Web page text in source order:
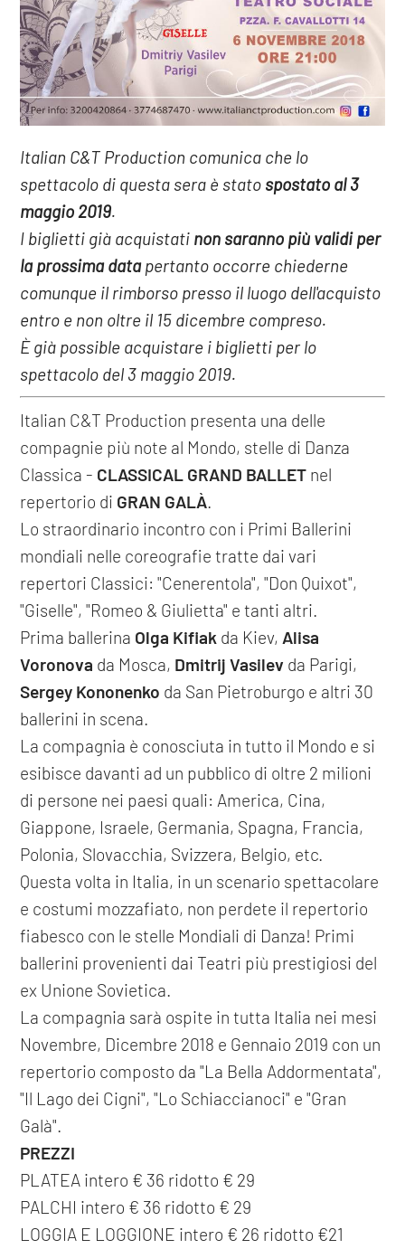
Italian C&T Production comunica che lo
spettacolo di questa sera è stato spostato al 3
maggio 2019.
I biglietti già acquistati non saranno più validi per
la prossima datapertanto occorre chiederne
comunque il rimborso presso il luogo dell'acquisto
entro e non oltre il 15 dicembre compreso.
È già possible acquistare i biglietti per lo
spettacolo del 3 maggio 2019.
Italian C&T Production presenta una delle
compagnie più note al Mondo, stelle di Danza
Classica - CLASSICAL GRAND BALLET nel
repertorio di GRAN GALÀ.
Lo straordinario incontro con i Primi Ballerini
mondiali nelle coreografie tratte dai vari
repertori Classici: "Cenerentola", "Don Quixot",
"Giselle", "Romeo & Giulietta" e tanti altri.
Prima ballerina Olga Kifiak da Kiev, Alisa
Voronova da Mosca, Dmitrij Vasilev da Parigi,
Sergey Kononenko da San Pietroburgo e altri 30
ballerini in scena.
La compagnia è conosciuta in tutto il Mondo e si
esibisce davanti ad un pubblico di oltre 2 milioni
di persone nei paesi quali: America, Cina,
Giappone, Israele, Germania, Spagna, Francia,
Polonia, Slovacchia, Svizzera, Belgio, etc.
Questa volta in Italia, in un scenario spettacolare
e costumi mozzafiato, non perdete il repertorio
fiabesco con le stelle Mondiali di Danza! Primi
ballerini provenienti dai Teatri più prestigiosi del
ex Unione Sovietica.
La compagnia sarà ospite in tutta Italia nei mesi
Novembre, Dicembre 2018 e Gennaio 2019 con un
repertorio composto da "La Bella Addormentata",
"Il Lago dei Cigni", "Lo Schiaccianoci" e "Gran
Galà".
PREZZI
PLATEA intero € 36 ridotto € 29
PALCHI intero € 36 ridotto € 29
LOGGIA E LOGGIONE intero € 26 ridotto €21